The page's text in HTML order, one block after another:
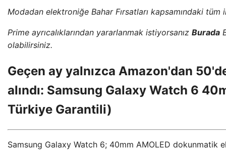
Modadan elektroniğe Bahar Fırsatları kapsamındaki
Prime ayrıcalıklarından yararlanmak istiyorsanız Burada
olabilirsiniz.
Geçen ay yalnızca Amazon'dan
alındı: Samsung Galaxy Watch 6
Türkiye Garantili)
Samsung Galaxy Watch 6; 40mm AMOLED dokunmatik